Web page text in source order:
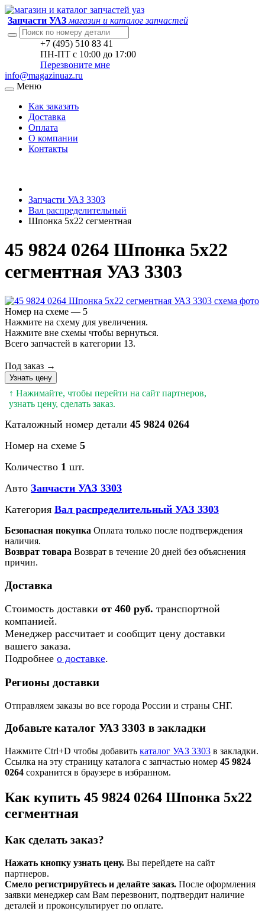
Запчасти УАЗ магазин и каталог запчастей
+7 (495) 510 83 41
ПН-ПТ с 10:00 до 17:00
Перезвоните мне
info@magazinuaz.ru
Меню
Как заказать
Доставка
Оплата
О компании
Контакты
Запчасти УАЗ 3303
Вал распределительный
Шпонка 5x22 сегментная
45 9824 0264 Шпонка 5x22
сегментная УАЗ 3303
Номер на схеме — 5
Нажмите на схему для увеличения.
Нажмите вне схемы чтобы вернуться.
Всего запчастей в категории 13.
Под заказ →
Узнать цену
↑ Нажимайте, чтобы перейти на сайт партнеров,
узнать цену, сделать заказ.
Каталожный номер детали 45 9824 0264
Номер на схеме 5
Количество 1 шт.
Авто Запчасти УАЗ 3303
Категория Вал распределительный УАЗ 3303
Безопасная покупка Оплата только после подтверждения
наличия.
Возврат товара Возврат в течение 20 дней без объяснения
причин.
Доставка
Стоимость доставки от 460 руб. транспортной
компанией.
Менеджер рассчитает и сообщит цену доставки
вашего заказа.
Подробнее о доставке.
Регионы доставки
Отправляем заказы во все города России и страны СНГ.
Добавьте каталог УАЗ 3303 в закладки
Нажмите Ctrl+D чтобы добавить каталог УАЗ 3303 в закладки.
Ссылка на эту страницу каталога с запчастью номер 45 9824
0264 сохранится в браузере в избранном.
Как купить 45 9824 0264 Шпонка 5x22
сегментная
Как сделать заказ?
Нажать кнопку узнать цену. Вы перейдете на сайт
партнеров.
Смело регистрируйтесь и делайте заказ. После оформления
заявки менеджер сам Вам перезвонит, подтвердит наличие
деталей и проконсультирует по оплате.